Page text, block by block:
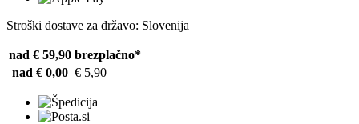
Stroški dostave za državo: Slovenija
nad € 59,90 brezplačno*
nad € 0,00 € 5,90